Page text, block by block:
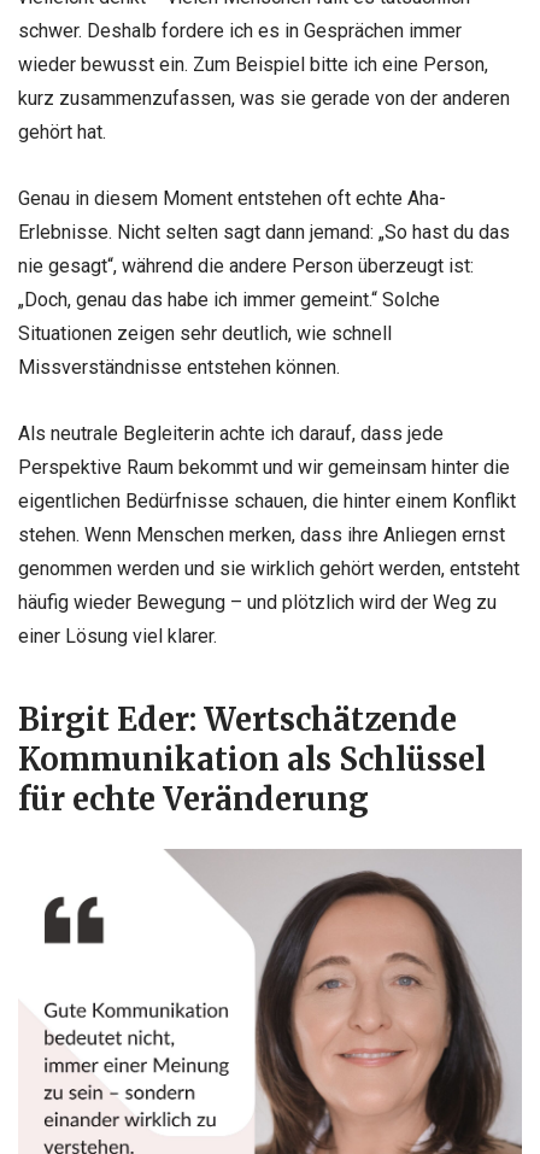
schwer. Deshalb fordere ich es in Gesprächen immer
wieder bewusst ein. Zum Beispiel bitte ich eine Person,
kurz zusammenzufassen, was sie gerade von der anderen
gehört hat.
Genau in diesem Moment entstehen oft echte Aha-
Erlebnisse. Nicht selten sagt dann jemand: „So hast du das
nie gesagt“, während die andere Person überzeugt ist:
„Doch, genau das habe ich immer gemeint.“ Solche
Situationen zeigen sehr deutlich, wie schnell
Missverständnisse entstehen können.
Als neutrale Begleiterin achte ich darauf, dass jede
Perspektive Raum bekommt und wir gemeinsam hinter die
eigentlichen Bedürfnisse schauen, die hinter einem Konflikt
stehen. Wenn Menschen merken, dass ihre Anliegen ernst
genommen werden und sie wirklich gehört werden, entsteht
häufig wieder Bewegung – und plötzlich wird der Weg zu
einer Lösung viel klarer.
Birgit Eder: Wertschätzende
Kommunikation als Schlüssel
für echte Veränderung